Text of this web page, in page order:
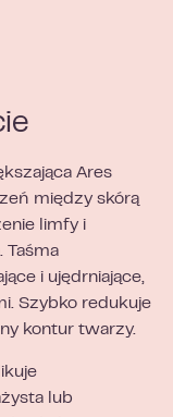
Ares
między skórą
limfy i
Taśma
i ujędrniające,
Szybko redukuje
kontur twarzy.
lub